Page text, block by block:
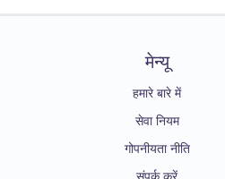
मेन्यू
हमारे बारे में
सेवा नियम
गोपनीयता नीति